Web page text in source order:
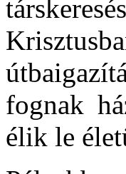
fognak
élik le